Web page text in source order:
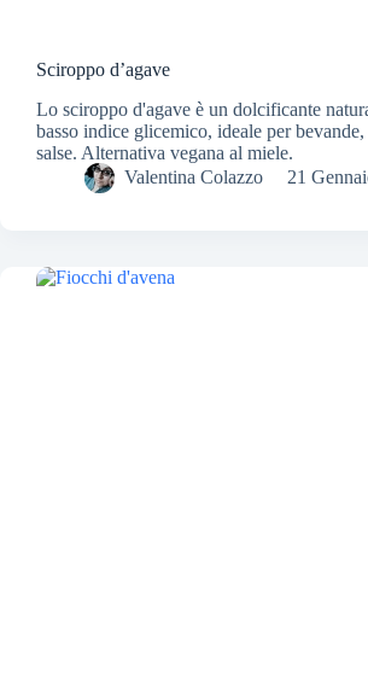
Sciroppo d’agave
Lo sciroppo d'agave è un dolcificante
basso indice glicemico, ideale per
salse. Alternativa vegana al miele.
Valentina Colazzo
21